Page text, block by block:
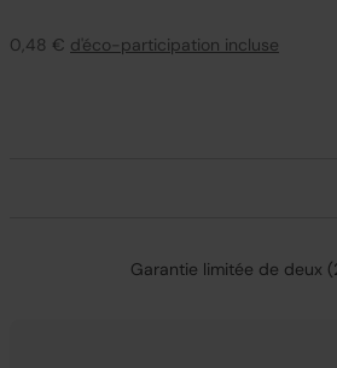
inclus dans la boîte.
0,48 € d'éco-participation incluse
Garantie limitée de deux